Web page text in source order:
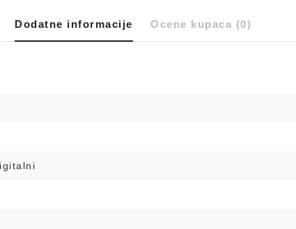
Dodatne informacije Ocene kupaca (0)